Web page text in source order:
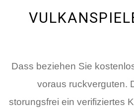
Dass beziehen Sie
voraus ruckverguten.
storungsfrei ein verifiziertes